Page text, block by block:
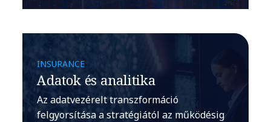
INSURANCE
Adatok és analitika
Az adatvezérelt transzformáció
felgyorsítása a stratégiától az működésig